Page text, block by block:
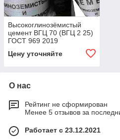
Высокоглинозёмистый
цемент ВГЦ 70 (ВГЦ 2 25)
ГОСТ 969 2019
Цену уточняйте
О нас
Рейтинг не сформирован
Менее 5 отзывов за
Работает с 23.12.2021